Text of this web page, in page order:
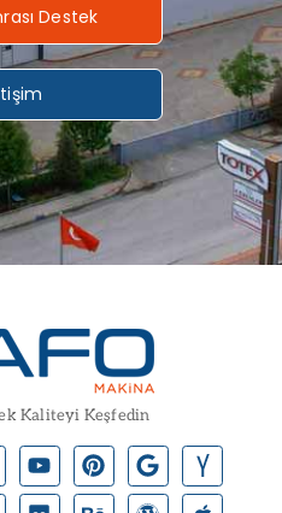
Destek
Kaliteyi Keşfedin